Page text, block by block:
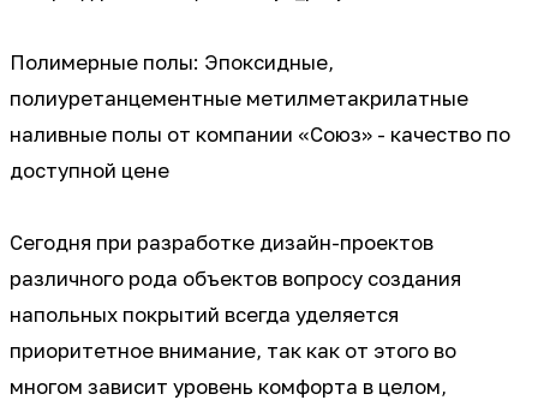
Полимерные полы: Эпоксидные,
полиуретанцементные метилметакрилатные
наливные полы от компании «Союз» - качество по
доступной цене
Сегодня при разработке дизайн-проектов
различного рода объектов вопросу создания
напольных покрытий всегда уделяется
приоритетное внимание, так как от этого во
многом зависит уровень комфорта в целом,